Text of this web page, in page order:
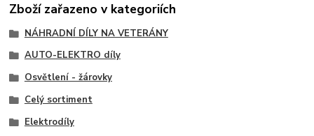
Zboží zařazeno v kategoriích
NÁHRADNÍ DÍLY NA VETERÁNY
AUTO-ELEKTRO díly
Osvětlení - žárovky
Celý sortiment
Elektrodíly